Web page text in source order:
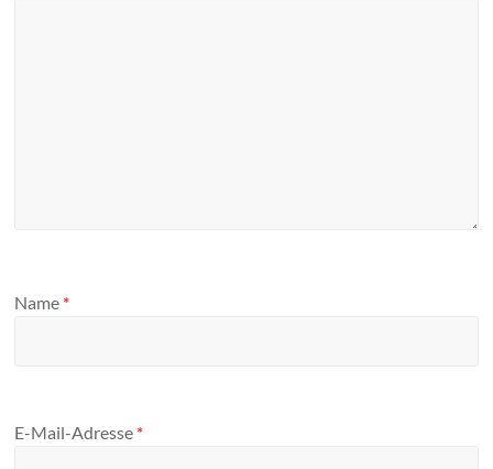
Name *
E-Mail-Adresse *